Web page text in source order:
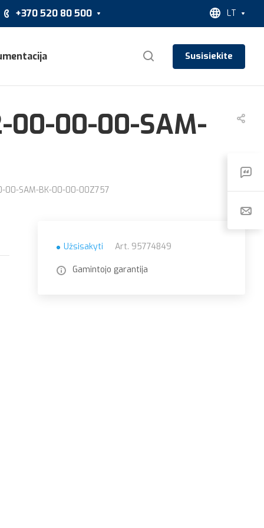
+370 520 80 500 LT
Susisiekite
00-00-00-SAM-
00-SAM-BK-00-00-00Z757
Užsisakyti Art. 95774849
Gamintojo garantija